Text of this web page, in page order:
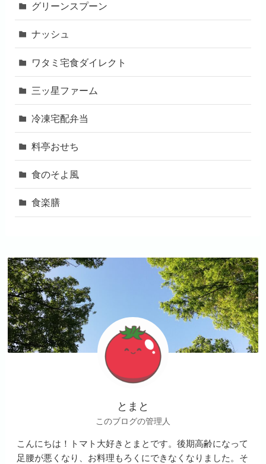
グリーンスプーン
ナッシュ
ワタミ宅食ダイレクト
三ッ星ファーム
冷凍宅配弁当
料亭おせち
食のそよ風
食楽膳
とまと
このブログの管理人
こんにちは！トマト大好きとまとです。後期高齢になって
足腰が悪くなり、お料理もろくにできなくなりました。そ